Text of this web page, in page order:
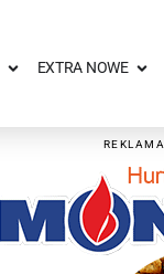
EXTRA NOWE
REKLAMA